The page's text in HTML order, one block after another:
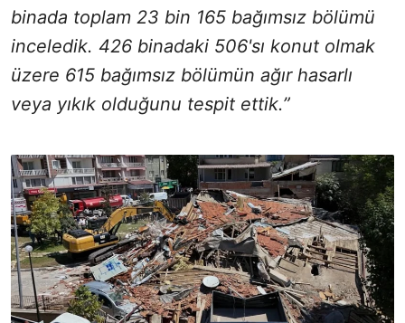
binada toplam 23 bin 165 bağımsız bölümü
inceledik. 426 binadaki 506'sı konut olmak
üzere 615 bağımsız bölümün ağır hasarlı
veya yıkık olduğunu tespit ettik.”